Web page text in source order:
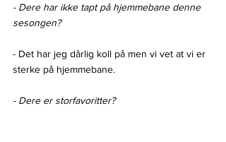
- Dere har ikke tapt på hjemmebane denne
sesongen?
- Det har jeg dårlig koll på men vi vet at vi er
sterke på hjemmebane.
- Dere er storfavoritter?